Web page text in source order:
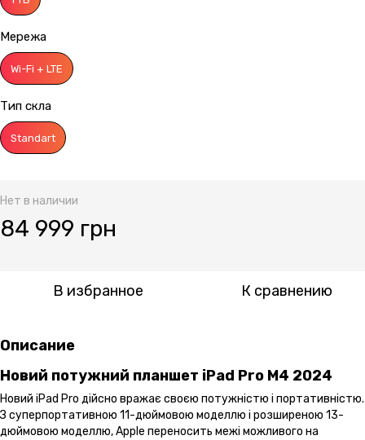
Мережа
Wi-Fi + LTE
Тип скла
Standart
Нет в наличии
84 999 грн
В избранное К сравнению
Описание
Новий потужний планшет iPad Pro M4 2024
Новий iPad Pro дійсно вражає своєю потужністю і портативністю.
З суперпортативною 11-дюймовою моделлю і розширеною 13-
дюймовою моделлю, Apple переносить межі можливого на